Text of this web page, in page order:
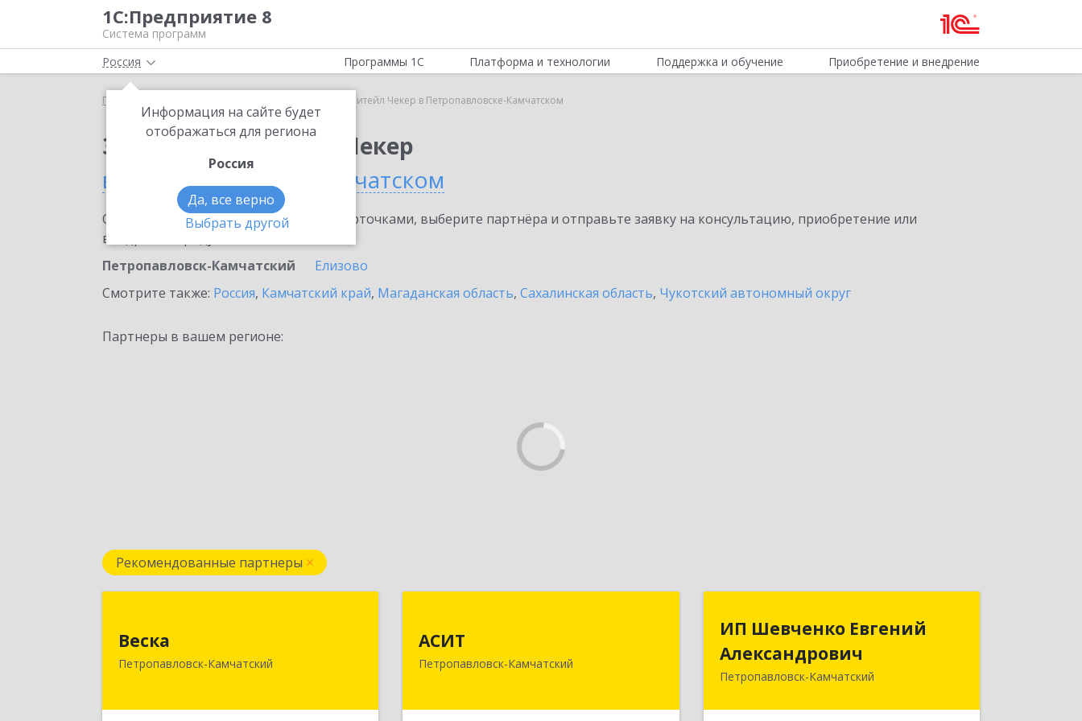
1С:Предприятие 8
Система программ
Россия
Информация на сайте будет
отображаться для региона
Россия
Да, все верно
Выбрать другой
Программы 1С Платформа и технологии Поддержка и обучение Приобретение и внедрение
Главная 1C-Ритейл Чекер в Петропавловске-Камчатском
Заказать 1C-Ритейл Чекер
в Петропавловске-Камчатском
Ознакомьтесь с информационными карточками, выберите партнёра и отправьте заявку на консультацию, приобретение или
внедрение продукта.
Петропавловск-Камчатский
Елизово
Смотрите также: Россия, Камчатский край, Магаданская область, Сахалинская область, Чукотский автономный округ
Партнеры в вашем регионе:
Рекомендованные партнеры
Веска
Петропавловск-Камчатский
Петропавловск-Камчатский г, Карла
АСИТ
Петропавловск-Камчатский
Петропавловск-Камчатский г,
ИП Шевченко Евгений
Александрович
Петропавловск-Камчатский
ИП Шевченко Евгений
Александрович
683010, Камчатский край,